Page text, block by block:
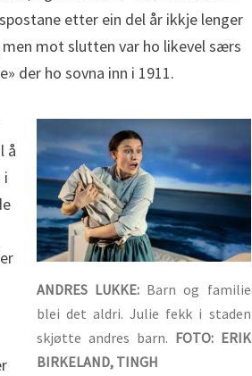
etter ein del år ikkje lenger
mot slutten var ho likevel særs
der ho sovna inn i 1911.
ANDRES LUKKE:Barn og familie
blei det aldri. Julie fekk i staden
skjøtte andres barn. FOTO: ERIK
BIRKELAND, TINGH
å
i